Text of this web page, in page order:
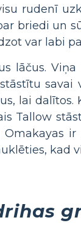
rudenī
briedi un
var labi
lāčus.
lai
Tallow
kad